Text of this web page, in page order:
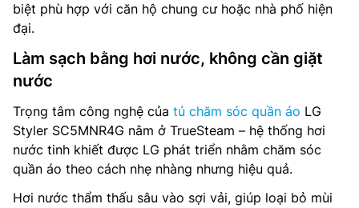
biệt phù hợp với căn hộ chung cư hoặc nhà phố hiện
đại.
Làm sạch bằng hơi nước, không cần giặt
nước
Trọng tâm công nghệ của tủ chăm sóc quần áo LG
Styler SC5MNR4G nằm ở TrueSteam – hệ thống hơi
nước tinh khiết được LG phát triển nhằm chăm sóc
quần áo theo cách nhẹ nhàng nhưng hiệu quả.
Hơi nước thẩm thấu sâu vào sợi vải, giúp loại bỏ mùi